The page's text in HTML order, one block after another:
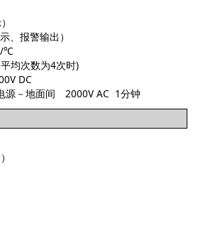
、报警输出）
℃
均次数为4次时)
DC
源－地面间 2000V AC 1分钟